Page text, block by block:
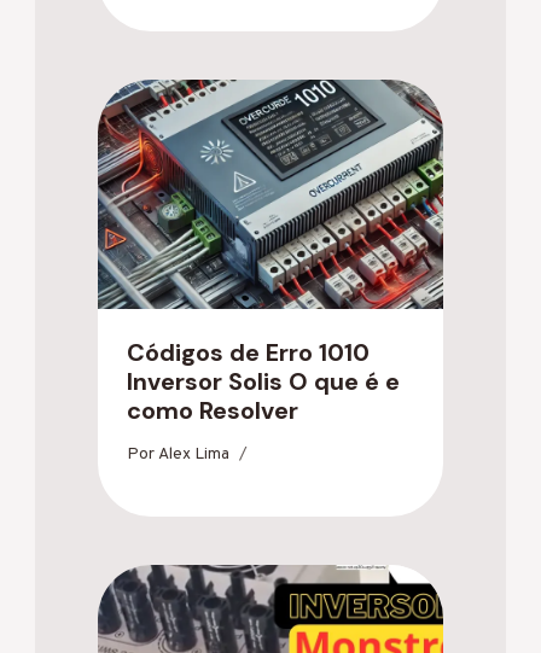
Códigos de Erro 1010
Inversor Solis O que é e
como Resolver
Por Alex Lima